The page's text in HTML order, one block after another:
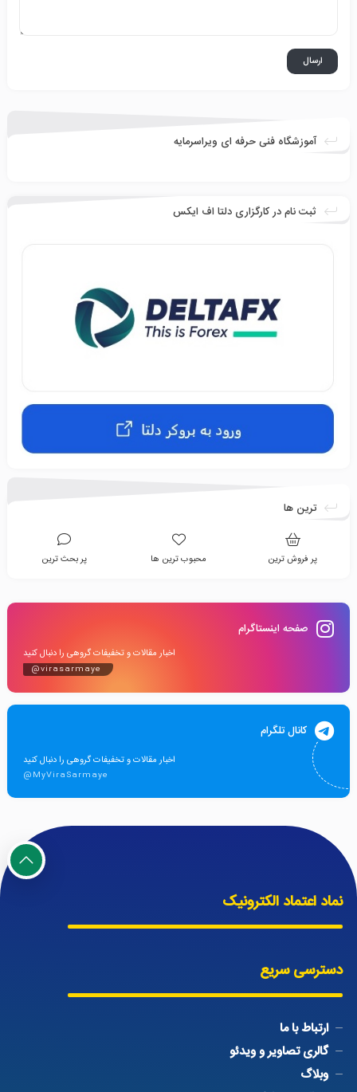
آموزشگاه فنی حرفه ای ویراسرمایه
ثبت نام در کارگزاری دلتا اف ایکس
ترین ها
پر فروش ترین محبوب ترین ها پر بحث ترین
صفحه اینستاگرام
اخبار مقالات و تخفیفات گروهی را دنبال کنید
@virasarmaye
کانال تلگرام
اخبار مقالات و تخفیفات گروهی را دنبال کنید
@MyViraSarmaye
نماد اعتماد الکترونیک
دسترسی سریع
ارتباط با ما
گالری تصاویر و ویدئو
وبلاگ